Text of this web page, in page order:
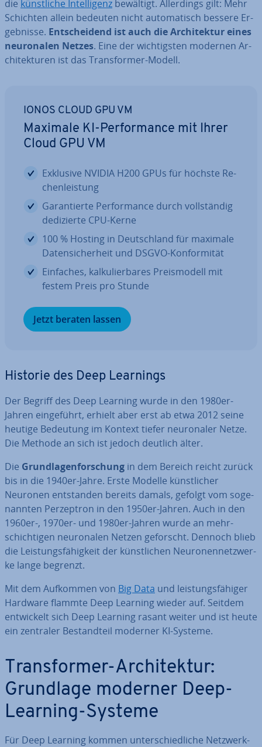
die künst­li­che In­tel­li­genz bewältigt. Al­ler­dings gilt: Mehr
Schichten allein bedeuten nicht au­to­ma­tisch bessere Er­
geb­nis­se. Ent­schei­dend ist auch die Ar­chi­tek­tur eines
neu­ro­na­len Netzes. Eine der wich­tigs­ten modernen Ar­
chi­tek­tu­ren ist das Trans­for­mer-Modell.
IONOS CLOUD GPU VM
Maximale KI-Per­for­mance mit Ihrer
Cloud GPU VM
Exklusive NVIDIA H200 GPUs für höchste Re­
chen­leis­tung
Ga­ran­tier­te Per­for­mance durch voll­stän­dig
de­di­zier­te CPU-Kerne
100 % Hosting in Deutsch­land für maximale
Da­ten­si­cher­heit und DSGVO-Kon­for­mi­tät
Einfaches, kal­ku­lier­ba­res Preis­mo­dell mit
festem Preis pro Stunde
Jetzt beraten lassen
Historie des Deep Learnings
Der Begriff des Deep Learning wurde in den 1980er-
Jahren ein­ge­führt, erhielt aber erst ab etwa 2012 seine
heutige Bedeutung im Kontext tiefer neu­ro­na­ler Netze.
Die Methode an sich ist jedoch deutlich älter.
Die Grund­la­gen­for­schung in dem Bereich reicht zurück
bis in die 1940er-Jahre. Erste Modelle künst­li­cher
Neuronen ent­stan­den bereits damals, gefolgt vom so­ge­
nann­ten Per­zep­tron in den 1950er-Jahren. Auch in den
1960er-, 1970er- und 1980er-Jahren wurde an mehr­
schich­ti­gen neu­ro­na­len Netzen geforscht. Dennoch blieb
die Leis­tungs­fä­hig­keit der künst­li­chen Neu­ro­nen­netz­wer­
ke lange begrenzt.
Mit dem Aufkommen von Big Data und leis­tungs­fä­hi­ger
Hardware flammte Deep Learning wieder auf. Seitdem
ent­wi­ckelt sich Deep Learning rasant weiter und ist heute
ein zentraler Be­stand­teil moderner KI-Systeme.
Trans­for­mer-Ar­chi­tek­tur:
Grundlage moderner Deep-
Learning-Systeme
Für Deep Learning kommen un­ter­schied­li­che Netz­werk­